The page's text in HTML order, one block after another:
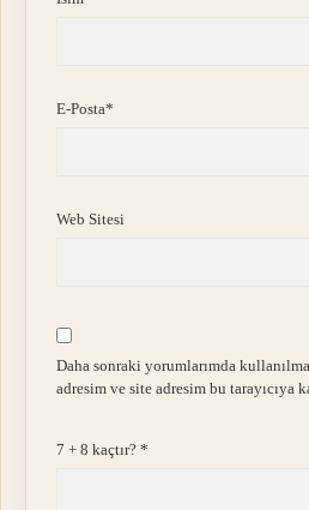
E-Posta*
Web Sitesi
Daha sonraki yorumlarımda
adresim ve site adresim bu tarayıcıya
7 + 8 kaçtır?*